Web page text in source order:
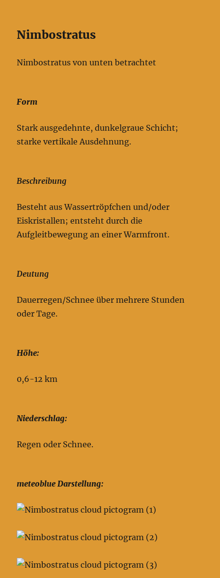
Nimbostratus
Nimbostratus von unten betrachtet
Form
Stark ausgedehnte, dunkelgraue Schicht;
starke vertikale Ausdehnung.
Beschreibung
Besteht aus Wassertröpfchen und/oder
Eiskristallen; entsteht durch die
Aufgleitbewegung an einer Warmfront.
Deutung
Dauerregen/Schnee über mehrere Stunden
oder Tage.
Höhe:
0,6-12 km
Niederschlag:
Regen oder Schnee.
meteoblue Darstellung: